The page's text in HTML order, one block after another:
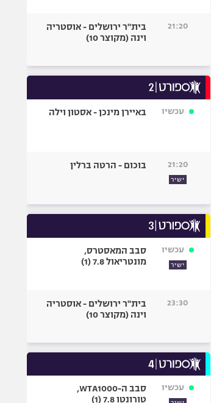
21:20
בית"ר ירושלים - אוסטריה
וינה (מקוצר 10)
עכשיו באיירן מינכן - אסטון וילה
21:20
ישיר
בוכום - הרטה ברלין
עכשיו
ישיר
סבב המאסטרס,
מונטריאול 7.8 (1)
23:30
בית"ר ירושלים - אוסטריה
וינה (מקוצר 10)
עכשיו
סבב ה-WTA1000,
טורונטו 7.8 (1)